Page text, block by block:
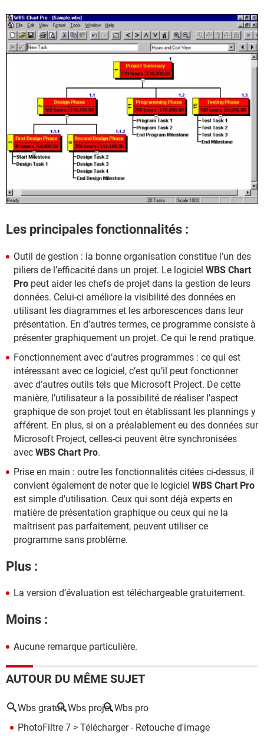
Les principales fonctionnalités :
Outil de gestion : la bonne organisation constitue l’un des
piliers de l’efficacité dans un projet. Le logiciel WBS Chart
Pro peut aider les chefs de projet dans la gestion de leurs
données. Celui-ci améliore la visibilité des données en
utilisant les diagrammes et les arborescences dans leur
présentation. En d’autres termes, ce programme consiste à
présenter graphiquement un projet. Ce qui le rend pratique.
Fonctionnement avec d’autres programmes : ce qui est
intéressant avec ce logiciel, c’est qu’il peut fonctionner
avec d’autres outils tels que Microsoft Project. De cette
manière, l’utilisateur a la possibilité de réaliser l’aspect
graphique de son projet tout en établissant les plannings y
afférent. En plus, si on a préalablement eu des données sur
Microsoft Project, celles-ci peuvent être synchronisées
avec WBS Chart Pro.
Prise en main : outre les fonctionnalités citées ci-dessus, il
convient également de noter que le logiciel WBS Chart Pro
est simple d’utilisation. Ceux qui sont déjà experts en
matière de présentation graphique ou ceux qui ne la
maîtrisent pas parfaitement, peuvent utiliser ce
programme sans problème.
Plus :
La version d’évaluation est téléchargeable gratuitement.
Moins :
Aucune remarque particulière.
AUTOUR DU MÊME SUJET
Wbs gratuit Wbs projet Wbs pro
PhotoFiltre 7 > Télécharger - Retouche d'image